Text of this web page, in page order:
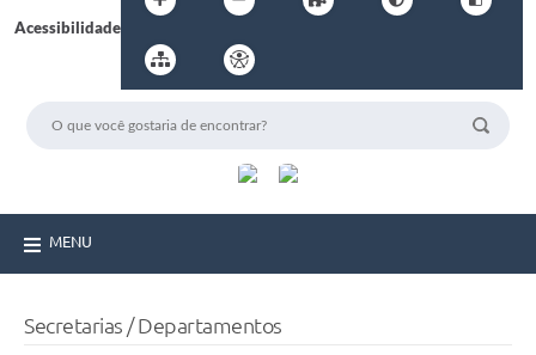
Acessibilidade
MENU
Secretarias / Departamentos